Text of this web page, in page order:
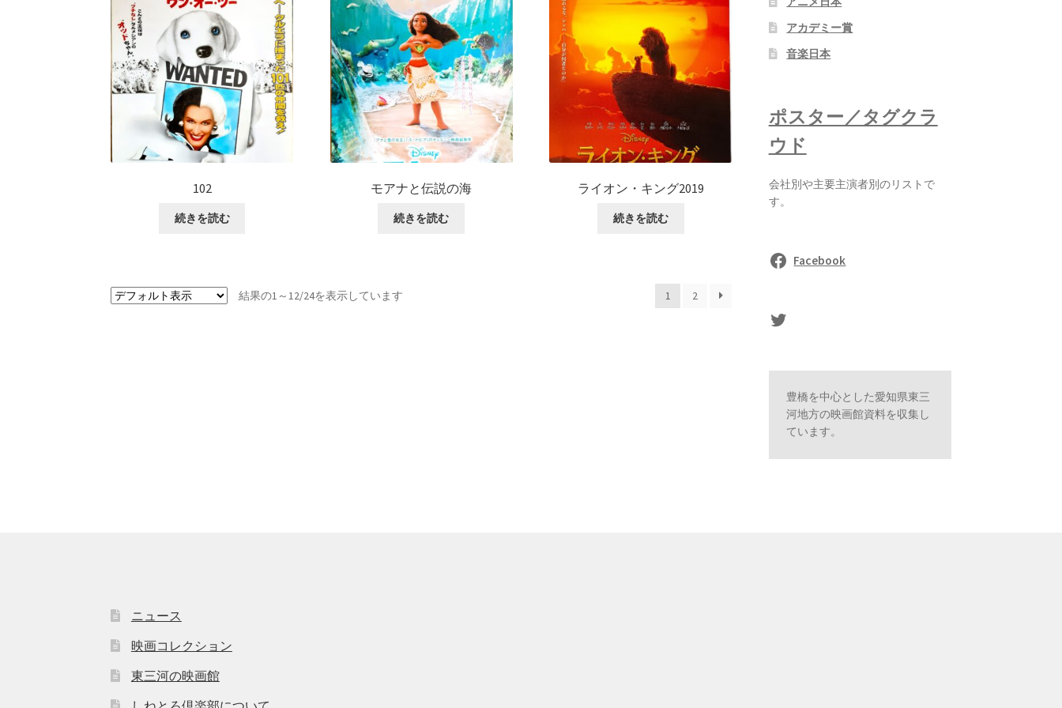
102
続きを読む
モアナと伝説の海
続きを読む
ライオン・キング2019
続きを読む
結果の1～12/24を表示しています 1 2
アカデミー賞
音楽日本
ポスター／タグクラ
ウド
会社別や主要主演者別のリストで
す。
Facebook
sasaki's Twitter
豊橋を中心とした愛知県東三
河地方の映画館資料を収集し
ています。
ニュース
映画コレクション
東三河の映画館